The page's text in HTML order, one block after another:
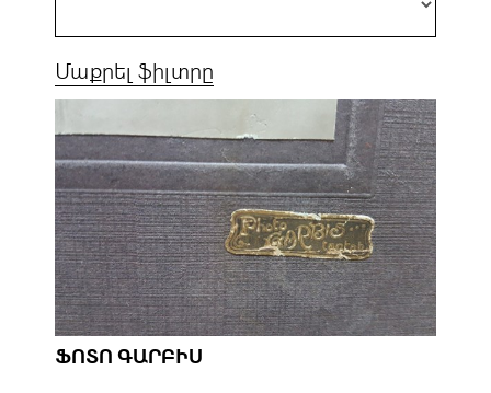
Մաքրել ֆիլտրը
ՖՈՏՈ ԳԱՐԲԻՍ